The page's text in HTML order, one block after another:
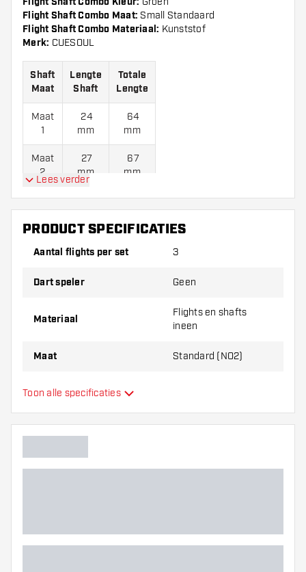
Flight Shaft Combo Maat: Small Standaard
Flight Shaft Combo Materiaal: Kunststof
Merk: CUESOUL
Shaft
Maat
Lengte
Shaft
Totale
Lengte
Maat
1
24
mm
64
mm
Maat
2
27
mm
67
mm
Maat
3
29
mm
69
mm
4
mm
mm
Maat
34
Maat
Cuesoul ROST T19 Integrated Dart Flights Small Standard
Wing Carbon Green worden verkocht per set (1 set = 3
flights)
de hand hebt. Deze kunnen slijten of kapot gaan
door gebruik.
Lees verder
PRODUCT SPECIFICATIES
Aantal flights per set 3
Dart speler Geen
Materiaal
Flights en shafts
ineen
Maat Standard (NO2)
Type
Hoofdkleur
Toon alle specificaties